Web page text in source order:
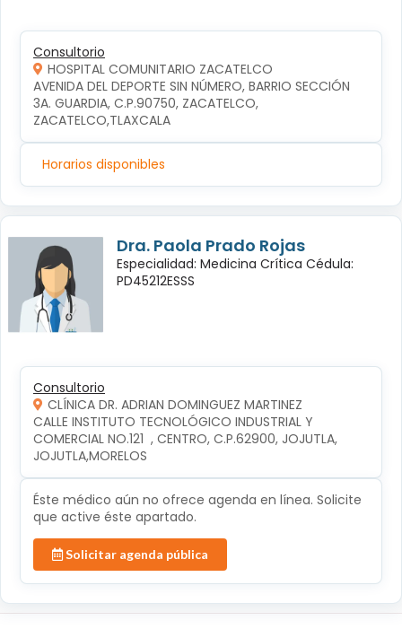
Consultorio
HOSPITAL COMUNITARIO ZACATELCO
AVENIDA DEL DEPORTE SIN NÚMERO, BARRIO SECCIÓN
3A. GUARDIA, C.P.90750, ZACATELCO,
ZACATELCO,TLAXCALA
Horarios disponibles
Dra. Paola Prado Rojas
Especialidad: Medicina Crítica Cédula:
PD45212ESSS
Consultorio
CLÍNICA DR. ADRIAN DOMINGUEZ MARTINEZ
CALLE INSTITUTO TECNOLÓGICO INDUSTRIAL Y
COMERCIAL NO.121  , CENTRO, C.P.62900, JOJUTLA,
JOJUTLA,MORELOS
Éste médico aún no ofrece agenda en línea. Solicite
que active éste apartado.
Solicitar agenda pública